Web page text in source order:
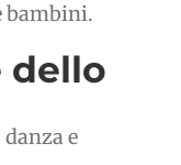
bambini.
dello
e